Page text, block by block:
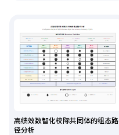
高绩效数智化校际共同体的组态路
径分析